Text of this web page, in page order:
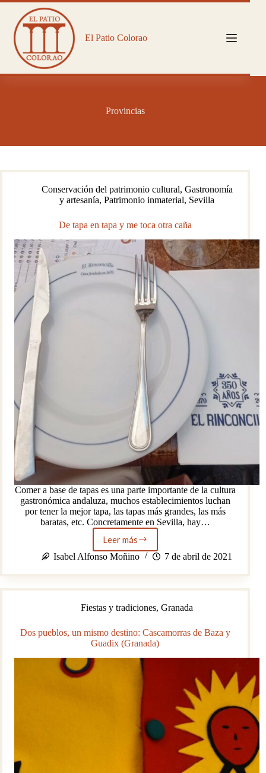
Saltar
contenido
El Patio Colorao
Provincias
Conservación del patrimonio cultural, Gastronomía
y artesanía,Patrimonio inmaterial, Sevilla
De tapa en tapa y me toca otra caña
Comer a base de tapas es una parte importante de la cultura
gastronómica andaluza, muchos establecimientos luchan
por tener la mejor tapa, las tapas más grandes, las más
baratas, etc. Concretamente en Sevilla, hay…
Leer más
De
tapa
tapa
y
toca
caña
Isabel Alfonso Moñino 7 de abril de 2021
Fiestas y tradiciones,Granada
Dos pueblos, un mismo destino: Cascamorras de Baza y
Guadix (Granada)